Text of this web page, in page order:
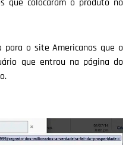
para o site Americanas que o
que entrou na página do